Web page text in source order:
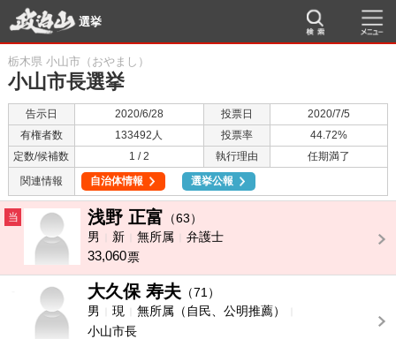
選挙
栃木県 小山市（おやまし）
小山市長選挙
告示日 2020/6/28 投票日
2020/7/5
有権者数
133492人 投票率
44.72%
定数/候補数
1 / 2 執行理由
任期満了
関連情報
自治体情報 選挙公報
当 浅野 正富 （63）
男
新 無所属 弁護士
33,060票
大久保 寿夫 （71）
男
現
無所属（自民、公明推薦）
小山市長